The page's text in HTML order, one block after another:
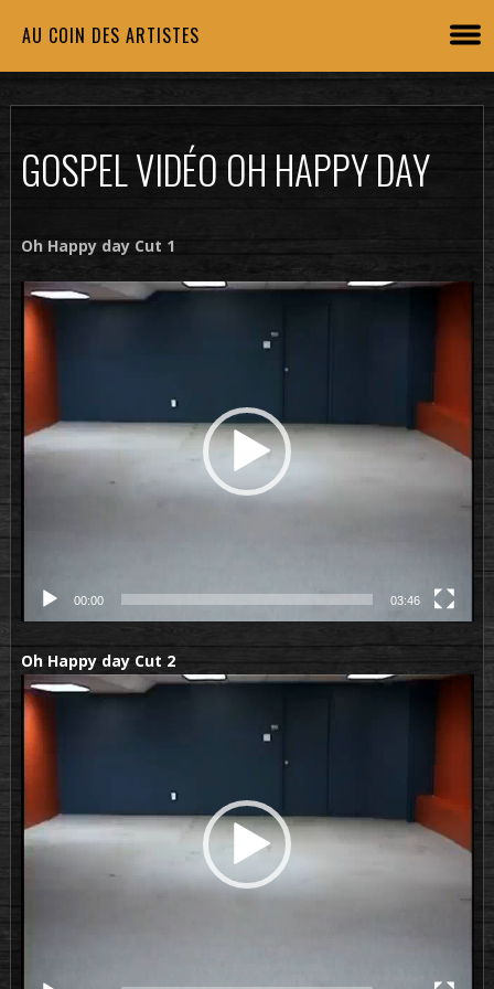
AU COIN DES ARTISTES
GOSPEL VIDÉO OH HAPPY DAY
Oh Happy day Cut 1
Lecteur
vidéo
00:00 03:46
Oh Happy day Cut 2
Lecteur
vidéo